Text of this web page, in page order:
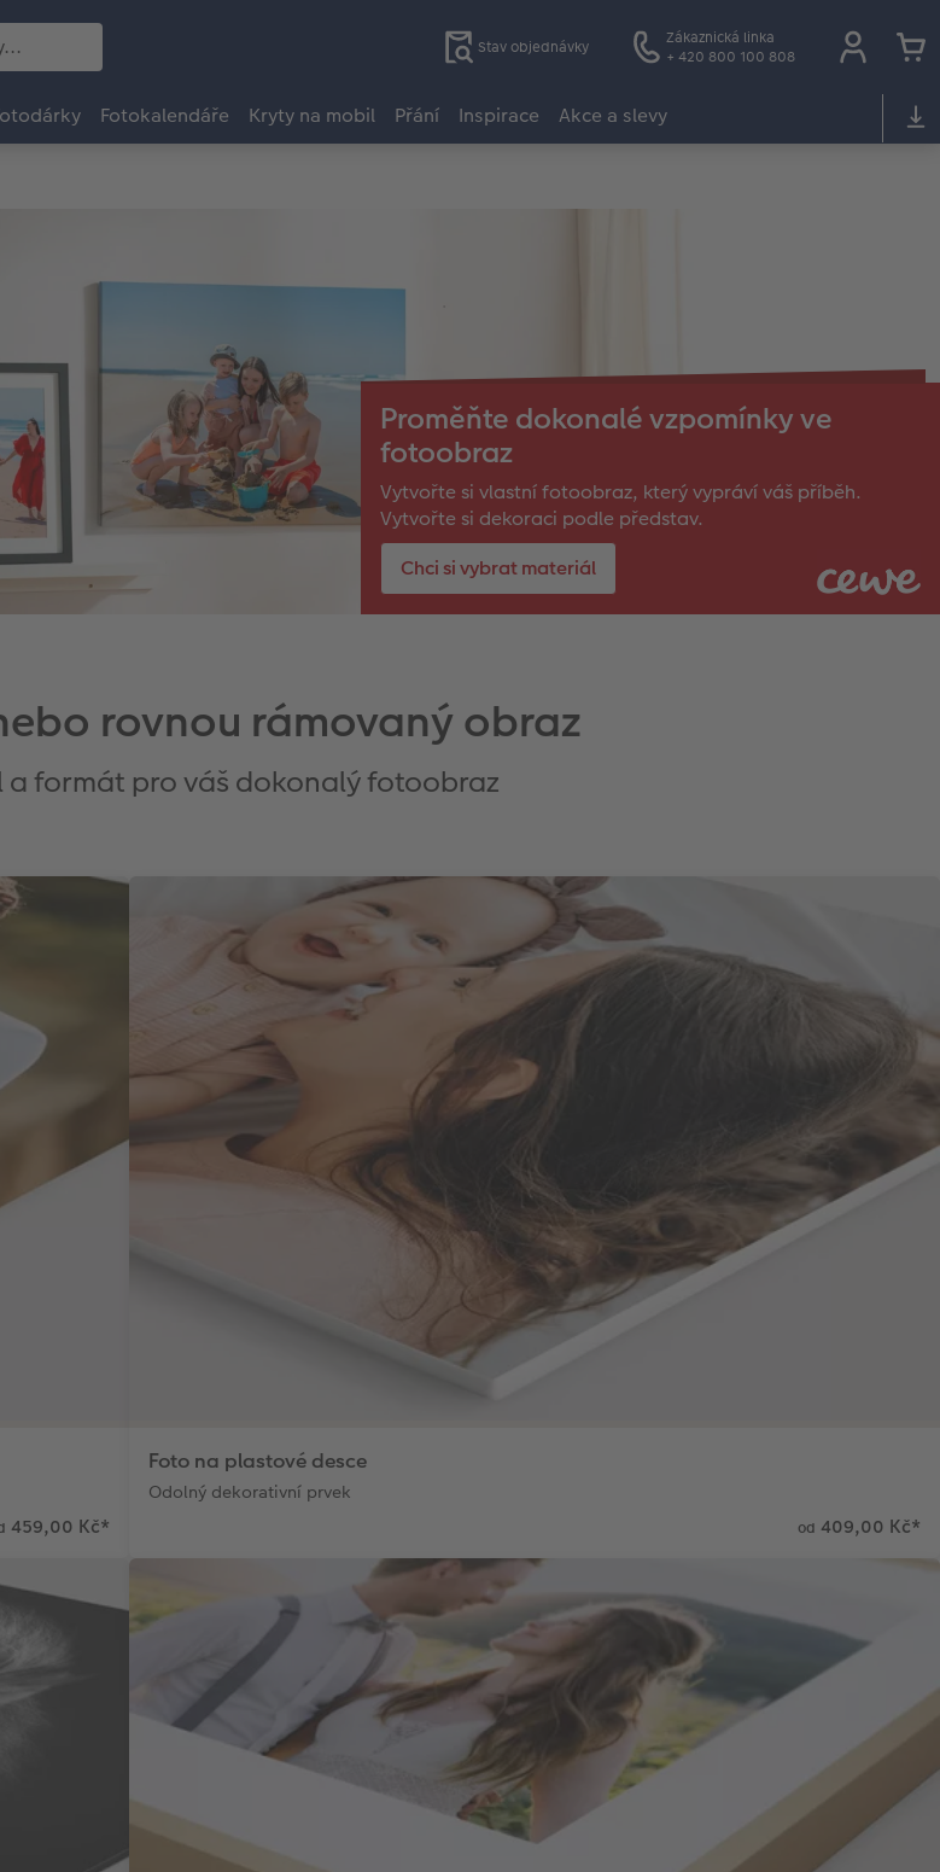
Stav objednávky
Zákaznická linka
+ 420 800 100 808
Fotokalendáře Kryty na mobil Přání Inspirace Akce a slevy
Proměňte dokonalé vzpomínky ve
fotoobraz
Vytvořte si vlastní fotoobraz, který vypráví váš příběh.
Vytvořte si dekoraci podle představ.
Chci si vybrat materiál
rovnou rámovaný obraz
a formát pro váš dokonalý fotoobraz
459,00 Kč*
Foto na plastové desce
Odolný dekorativní prvek
od 409,00 Kč*